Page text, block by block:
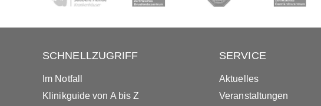
SCHNELLZUGRIFF
Im Notfall
Klinikguide von A bis Z
SERVICE
Aktuelles
Veranstaltungen